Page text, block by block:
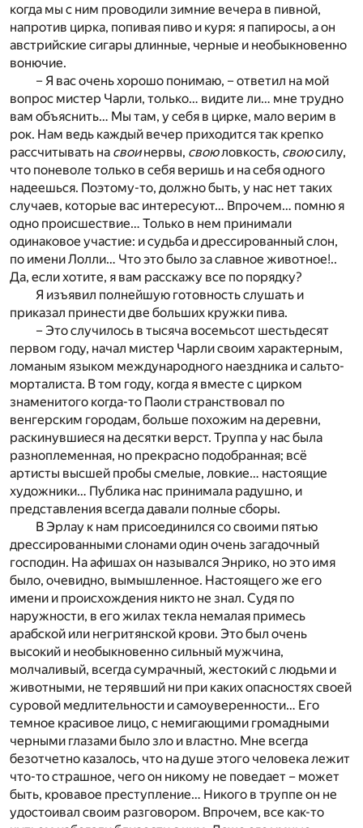
когда мы с ним проводили зимние вечера в пивной,
напротив цирка, попивая пиво и куря: я папиросы, а он
австрийские сигары длинные, черные и необыкновенно
вонючие.
– Я вас очень хорошо понимаю, – ответил на мой
вопрос мистер Чарли, только… видите ли… мне трудно
вам объяснить… Мы там, у себя в цирке, мало верим в
рок. Нам ведь каждый вечер приходится так крепко
рассчитывать на своинервы, своюловкость, своюсилу,
что поневоле только в себя веришь и на себя одного
надеешься. Поэтому-то, должно быть, у нас нет таких
случаев, которые вас интересуют… Впрочем… помню я
одно происшествие… Только в нем принимали
одинаковое участие: и судьба и дрессированный слон,
по имени Лолли… Что это было за славное животное!..
Да, если хотите, я вам расскажу все по порядку?
Я изъявил полнейшую готовность слушать и
приказал принести две больших кружки пива.
– Это случилось в тысяча восемьсот шестьдесят
первом году, начал мистер Чарли своим характерным,
ломаным языком международного наездника и сальто-
морталиста. В том году, когда я вместе с цирком
знаменитого когда-то Паоли странствовал по
венгерским городам, больше похожим на деревни,
раскинувшиеся на десятки верст. Труппа у нас была
разноплеменная, но прекрасно подобранная; всё
артисты высшей пробы смелые, ловкие… настоящие
художники… Публика нас принимала радушно, и
представления всегда давали полные сборы.
В Эрлау к нам присоединился со своими пятью
дрессированными слонами один очень загадочный
господин. На афишах он назывался Энрико, но это имя
было, очевидно, вымышленное. Настоящего же его
имени и происхождения никто не знал. Судя по
наружности, в его жилах текла немалая примесь
арабской или негритянской крови. Это был очень
высокий и необыкновенно сильный мужчина,
молчаливый, всегда сумрачный, жестокий с людьми и
животными, не терявший ни при каких опасностях своей
суровой медлительности и самоуверенности… Его
темное красивое лицо, с немигающими громадными
черными глазами было зло и властно. Мне всегда
безотчетно казалось, что на душе этого человека лежит
что-то страшное, чего он никому не поведает – может
быть, кровавое преступление… Никого в труппе он не
удостоивал своим разговором. Впрочем, все как-то